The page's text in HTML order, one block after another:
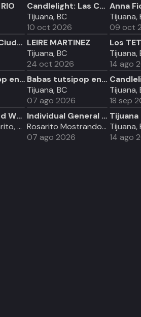
Candlelight: Las Cuatro Estaciones de Vivaldi
Tijuana, BC
10 oct 2026
Anna
Tijuana,
09 oct
SESSION 02 | Ciudadano 5.0 - Comunicación, Marketing y Atención. LEIRE MARTINEZ
Tijuana, BC
24 oct 2026
Tijuana,
14 ago
Babas tutsipop en Ensenada (+18)
Babas tutsipop en Tijuana. (+18)
Tijuana, BC
07 ago 2026
Tijuana,
18 sep
Love, Loss, and What I Wore
Playas de Rosarito, BC
Individual General Baja Beach Fest 2026
Rosarito Mostrando, BC
07 ago 2026
Tijuana
Tijuana,
14 ago